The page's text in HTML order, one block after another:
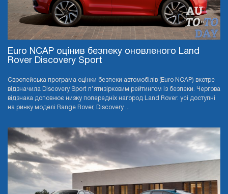
Euro NCAP оцінив безпеку оновленого Land
Rover Discovery Sport
Європейська програма оцінки безпеки автомобілів (Euro NCAP) вкотре
відзначила Discovery Sport п’ятизірковим рейтингом із безпеки. Чергова
відзнака доповнює низку попередніх нагород Land Rover: усі доступні
на ринку моделі Range Rover, Discovery ...